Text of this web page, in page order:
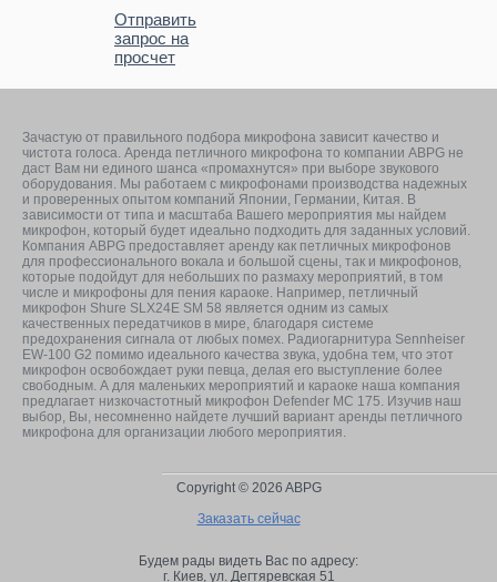
Отправить
запрос на
просчет
Зачастую от правильного подбора микрофона зависит качество и
чистота голоса. Аренда петличного микрофона то компании ABPG не
даст Вам ни единого шанса «промахнутся» при выборе звукового
оборудования. Мы работаем с микрофонами производства надежных
и проверенных опытом компаний Японии, Германии, Китая. В
зависимости от типа и масштаба Вашего мероприятия мы найдем
микрофон, который будет идеально подходить для заданных условий.
Компания ABPG предоставляет аренду как петличных микрофонов
для профессионального вокала и большой сцены, так и микрофонов,
которые подойдут для небольших по размаху мероприятий, в том
числе и микрофоны для пения караоке. Например, петличный
микрофон Shure SLX24E SM 58 является одним из самых
качественных передатчиков в мире, благодаря системе
предохранения сигнала от любых помех. Радиогарнитура Sennheiser
EW-100 G2 помимо идеального качества звука, удобна тем, что этот
микрофон освобождает руки певца, делая его выступление более
свободным. А для маленьких мероприятий и караоке наша компания
предлагает низкочастотный микрофон Defender MC 175. Изучив наш
выбор, Вы, несомненно найдете лучший вариант аренды петличного
микрофона для организации любого мероприятия.
Copyright © 2026 ABPG
Заказать сейчас
Будем рады видеть Вас по адресу:
г. Киев, ул. Дегтяревская 51